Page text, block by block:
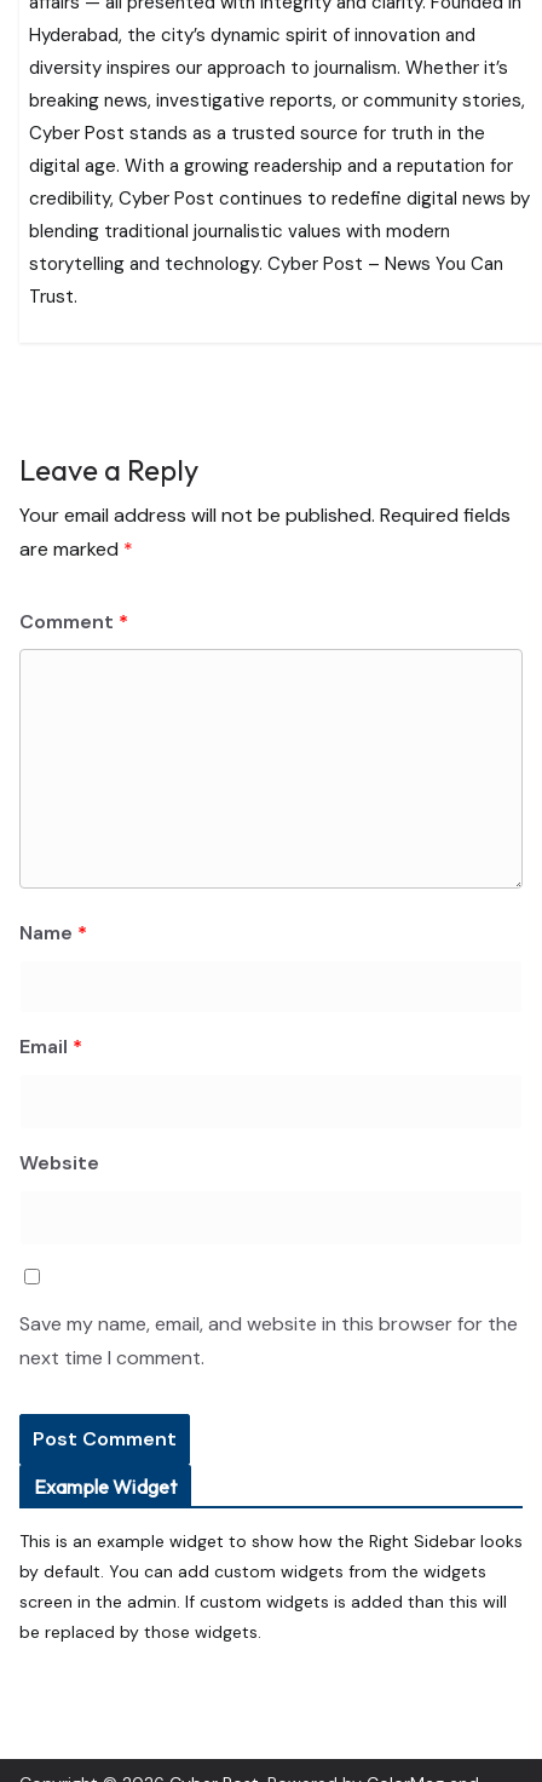
Hyderabad, the city’s dynamic spirit of innovation and
diversity inspires our approach to journalism. Whether it’s
breaking news, investigative reports, or community stories,
Cyber Post stands as a trusted source for truth in the
digital age. With a growing readership and a reputation for
credibility, Cyber Post continues to redefine digital news by
blending traditional journalistic values with modern
storytelling and technology. Cyber Post – News You Can
Trust.
Leave a Reply
Your email address will not be published. Required fields
are marked *
Comment *
Name *
Email *
Website
Save my name, email, and website in this browser for the
next time I comment.
Example Widget
This is an example widget to show how the Right Sidebar looks
by default. You can add custom widgets from the widgets
screen in the admin. If custom widgets is added than this will
be replaced by those widgets.